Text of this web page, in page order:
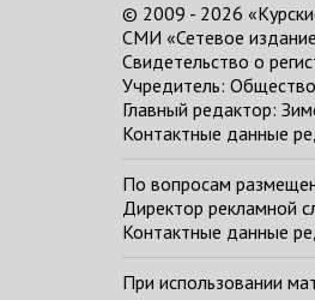
© 2009 - 2026
СМИ «Сетевое
Свидетельство о
Учредитель:
Главный редактор:
Контактные данные
По вопросам
Директор рекламной
Контактные данные
При использовании